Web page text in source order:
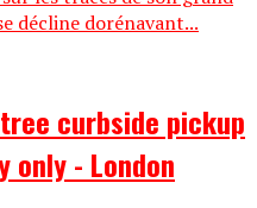
décline dorénavant...
curbside pickup
only - London